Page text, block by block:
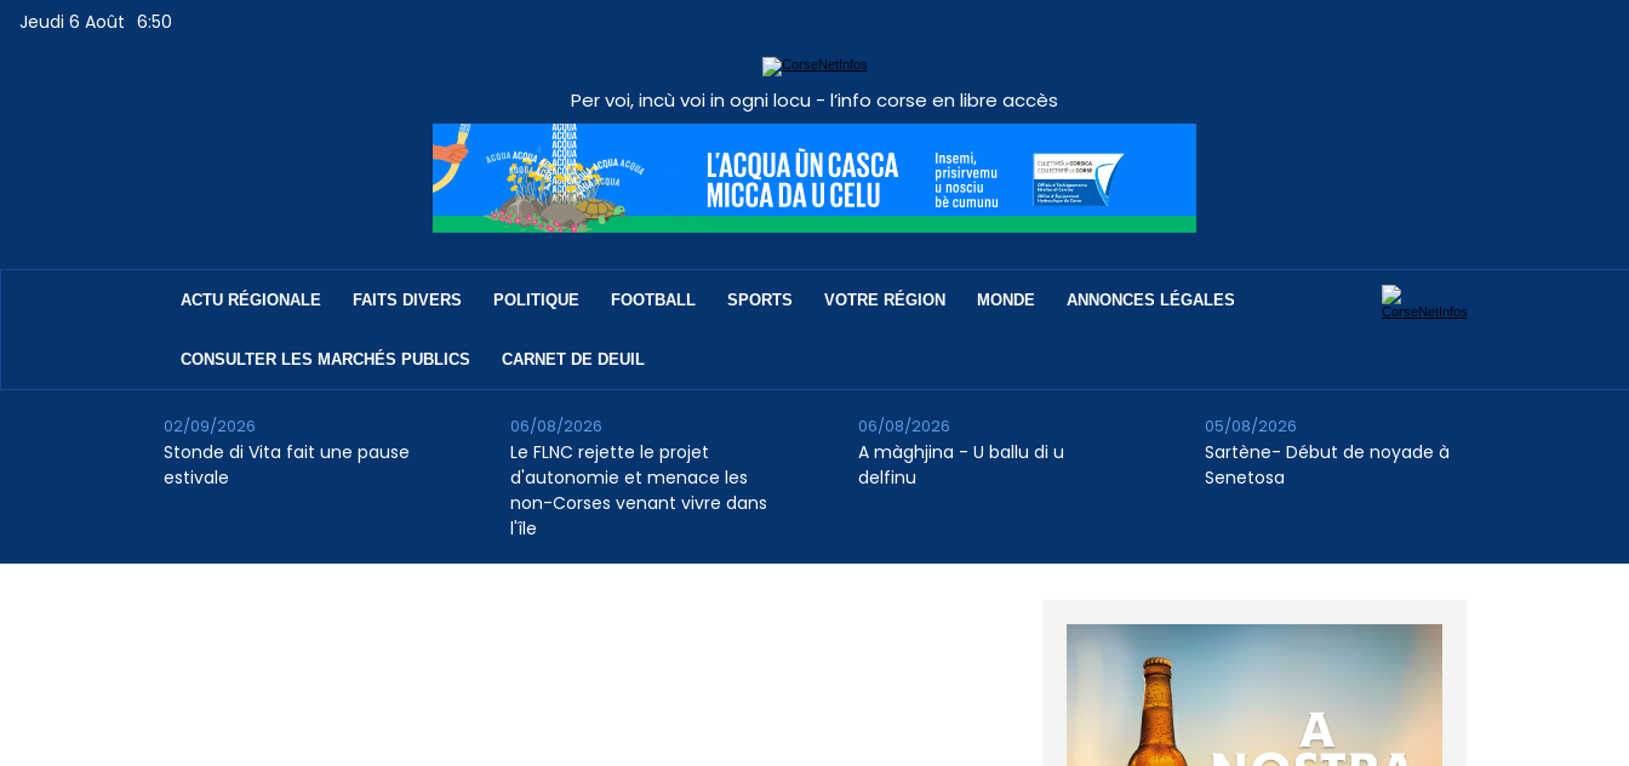
Jeudi 6 Août 6:50
Per voi, incù voi in ogni locu - l’info corse en libre accès
ACTU RÉGIONALE FAITS DIVERS POLITIQUE FOOTBALL SPORTS VOTRE RÉGION MONDE ANNONCES LÉGALES
CONSULTER LES MARCHÉS PUBLICS CARNET DE DEUIL
Stonde di Vita fait une pause
estivale
02/09/2026
Le FLNC rejette le projet
d'autonomie et menace les
non-Corses venant vivre dans
l'île
06/08/2026
A màghjina - U ballu di u
delfinu
06/08/2026
Sartène- Début de noyade à
Senetosa
05/08/2026